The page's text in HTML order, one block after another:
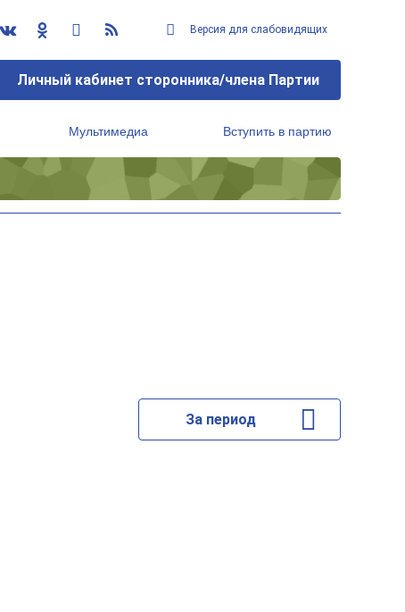
Версия для слабовидящих
Личный кабинет сторонника/члена Партии
Мультимедиа Вступить в партию
За период